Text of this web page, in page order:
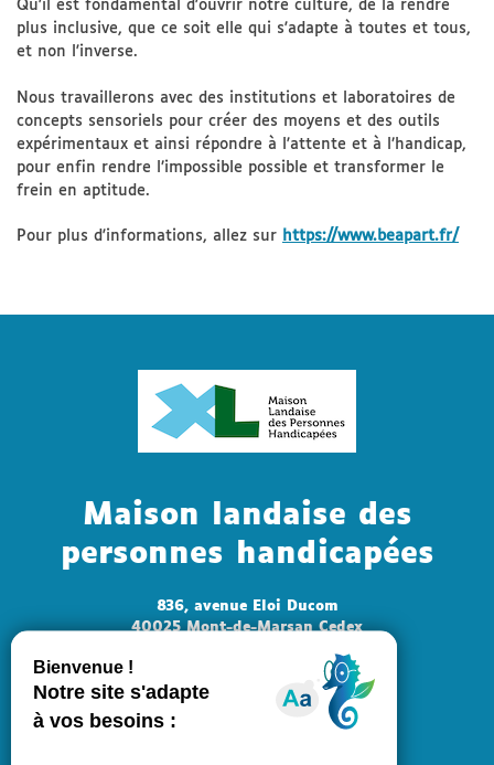
Qu'il est fondamental d'ouvrir notre culture, de la rendre
plus inclusive, que ce soit elle qui s'adapte à toutes et tous,
et non l'inverse.
Nous travaillerons avec des institutions et laboratoires de
concepts sensoriels pour créer des moyens et des outils
expérimentaux et ainsi répondre à l'attente et à l’handicap,
pour enfin rendre l’impossible possible et transformer le
frein en aptitude.
Pour plus d'informations, allez sur https://www.beapart.fr/
Maison landaise des
personnes handicapées
836, avenue Eloi Ducom
40025 Mont-de-Marsan Cedex
Mail : mlph@landes.fr
Ouvert au public